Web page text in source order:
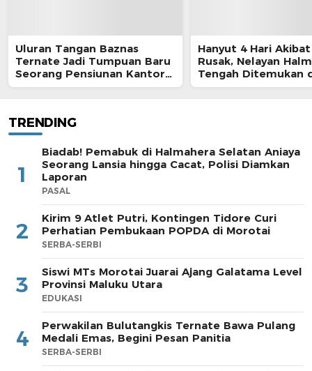
Uluran Tangan Baznas
Ternate Jadi Tumpuan Baru
Seorang Pensiunan Kantor
Pos
Hanyut 4 Hari
Rusak, Nelayan
Tengah Ditemukan
Morotai
TRENDING
1
Biadab! Pemabuk di Halmahera Selatan Aniaya
Seorang Lansia hingga Cacat, Polisi Diamkan
Laporan
PASAL
2
Kirim 9 Atlet Putri, Kontingen Tidore Curi
Perhatian Pembukaan POPDA di Morotai
SERBA-SERBI
3
Siswi MTs Morotai Juarai Ajang Galatama Level
Provinsi Maluku Utara
EDUKASI
4
Perwakilan Bulutangkis Ternate Bawa Pulang
Medali Emas, Begini Pesan Panitia
SERBA-SERBI